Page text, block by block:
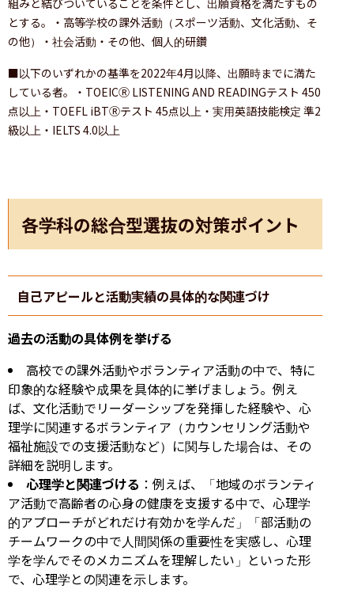
とする。・高等学校の課外活動（スポーツ活動、文化活動、そ
の他）・社会活動・その他、個人的研鑽
■以下のいずれかの基準を2022年4月以降、出願時までに満た
している者。・TOEICⓇ LISTENING AND READINGテスト 450
点以上・TOEFL iBTⓇテスト 45点以上・実用英語技能検定 準2
級以上・IELTS 4.0以上
各学科の総合型選抜の対策ポイント
自己アピールと活動実績の具体的な関連づけ
過去の活動の具体例を挙げる
高校での課外活動やボランティア活動の中で、特に
印象的な経験や成果を具体的に挙げましょう。例え
ば、文化活動でリーダーシップを発揮した経験や、心
理学に関連するボランティア（カウンセリング活動や
福祉施設での支援活動など）に関与した場合は、その
詳細を説明します。
心理学と関連づける ：例えば、「地域のボランティ
ア活動で高齢者の心身の健康を支援する中で、心理学
的アプローチがどれだけ有効かを学んだ」「部活動の
チームワークの中で人間関係の重要性を実感し、心理
学を学んでそのメカニズムを理解したい」といった形
で、心理学との関連を示します。